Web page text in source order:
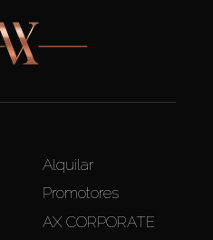
Alquilar
Promotores
AX CORPORATE